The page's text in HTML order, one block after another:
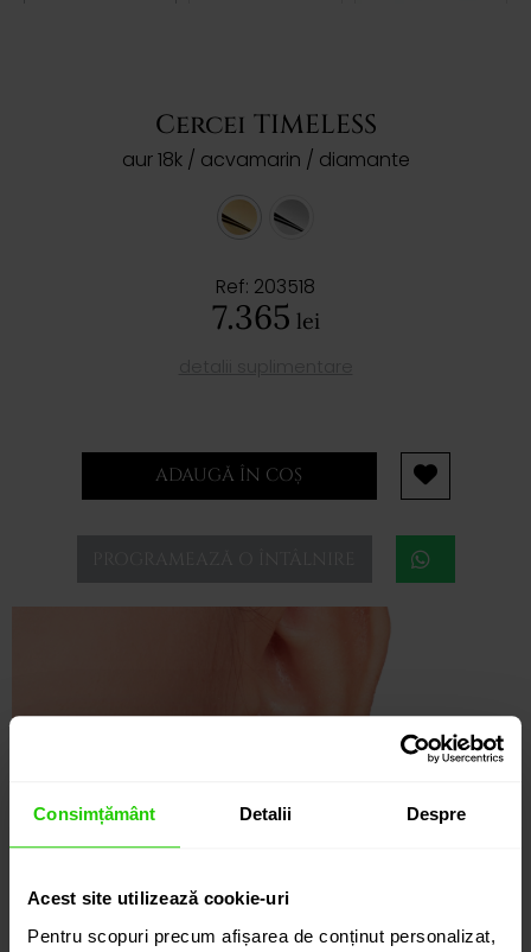
Consimțământ Detalii Despre
Acest site utilizează cookie-uri
Pentru scopuri precum afișarea de conținut personalizat,
Cercei TIMELESS
aur 18k / acvamarin / diamante
Ref: 203518
7.365 lei
ADAUGĂ ÎN COȘ